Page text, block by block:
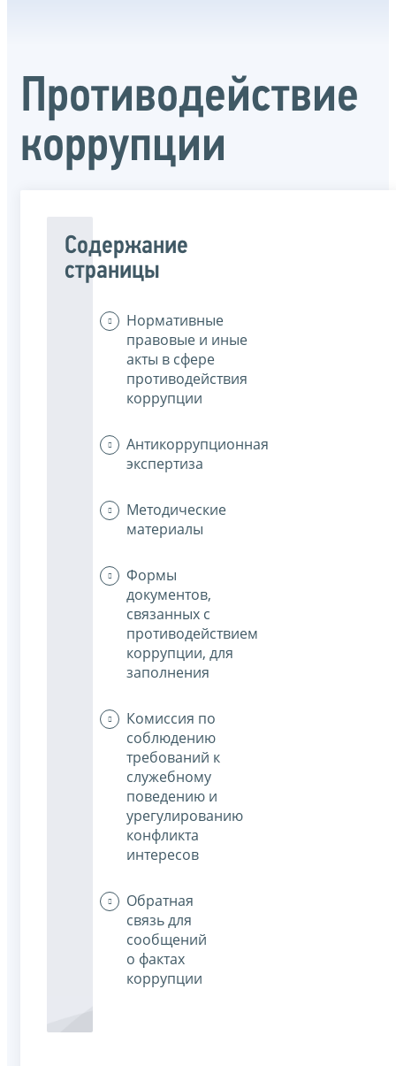
Противодействие
коррупции
Содержание
страницы
Нормативные
правовые и иные
акты в сфере
противодействия
коррупции
Антикоррупционная
экспертиза
Методические
материалы
Формы
документов,
связанных с
противодействием
коррупции, для
заполнения
Комиссия по
соблюдению
требований к
служебному
поведению и
урегулированию
конфликта
интересов
Обратная
связь для
сообщений
о фактах
коррупции